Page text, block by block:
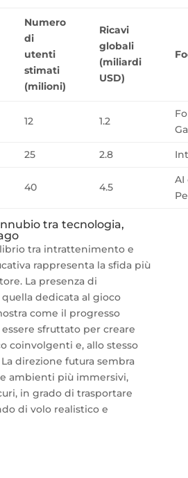
Numero
di
utenti
stimati
(milioni)
Ricavi
globali
(miliardi
USD)
12 1.2
25 2.8
40 4.5
AI
tra tecnologia,
tra intrattenimento e
rappresenta la sfida più
La presenza di
dedicata al gioco
come il progresso
sfruttato per creare
coinvolgenti e, allo stesso
direzione futura sembra
ambienti più immersivi,
in grado di trasportare
di volo realistico e